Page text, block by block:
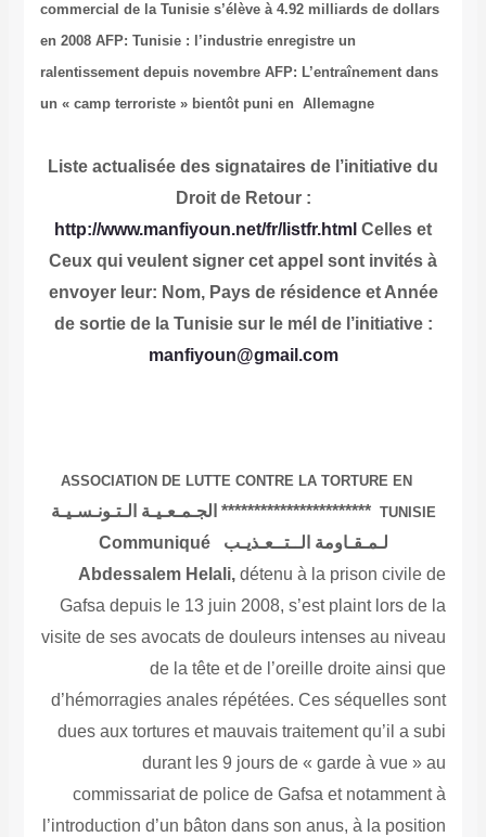
commercial de la Tunisie s’élève à 4.92 milliards de dollars
en 2008 AFP: Tunisie : l’industrie enregistre un
ralentissement depuis novembreAFP: L’entraînement dans
un « camp terroriste » bientôt puni en Allemagne
Liste actualisée des signataires de l’initiative du
Droit de Retour :
http://www.manfiyoun.net/fr/listfr.html Celles et
Ceux qui veulent signer cet appel sont invités à
envoyer leur: Nom, Pays de résidence et Année
de sortie de la Tunisie sur le mél de l’initiative :
manfiyoun@gmail.com
ASSOCIATION DE LUTTE CONTRE LA TORTURE EN
TUNISIE *********************** الجـمـعـيـة الـتـونـسـيـة
لـمـقـاومة الــتــعـذيـب
Communiqué
Abdessalem Helali, détenu à la prison civile de
Gafsa depuis le 13 juin 2008, s’est plaint lors de la
visite de ses avocats de douleurs intenses au niveau
de la tête et de l’oreille droite ainsi que
d’hémorragies anales répétées. Ces séquelles sont
dues aux tortures et mauvais traitement qu’il a subi
durant les 9 jours de « garde à vue » au
commissariat de police de Gafsa et notamment à
l’introduction d’un bâton dans son anus, à la position